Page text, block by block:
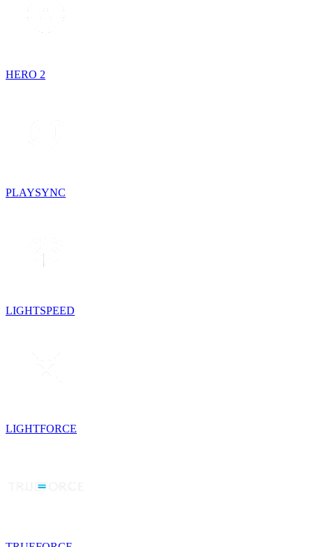
HERO 2
PLAYSYNC
LIGHTSPEED
LIGHTFORCE